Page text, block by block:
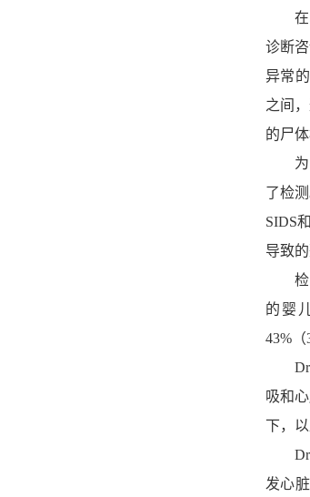
在
诊断
异常
之间
的尸
为了
了检
SIDS
导致的
检查
的婴
43%（
Dr.
吸和
下，
Dr.
发心